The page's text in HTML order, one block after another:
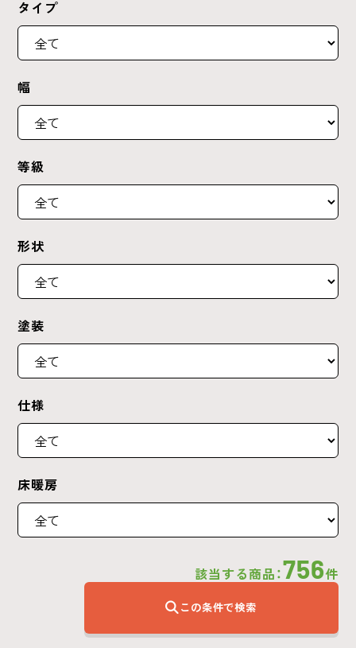
タイプ
幅
等級
形状
塗装
仕様
床暖房
該当する商品：756件
この条件で検索